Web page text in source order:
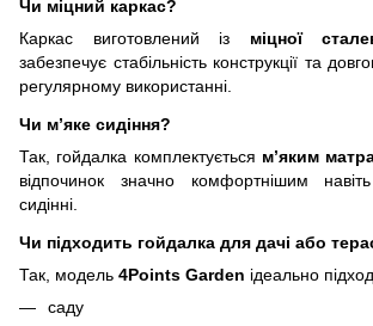
Чи міцний каркас?
Каркас виготовлений із міцної
забезпечує стабільність конструкції та
регулярному використанні.
Чи м’яке сидіння?
Так, гойдалка комплектується м’яким
відпочинок значно комфортнішим
сидінні.
Чи підходить гойдалка для дачі або
Так, модель 4Points Garden ідеально
саду